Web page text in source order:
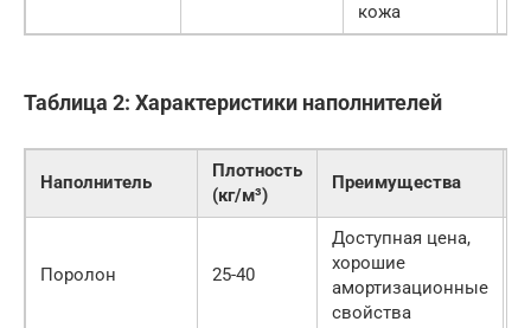
кожа
Таблица 2: Характеристики наполнителей
Наполнитель
Плотность
(кг/м³)
Преимущества
Поролон 25-40
Доступная цена,
хорошие
амортизационные
свойства